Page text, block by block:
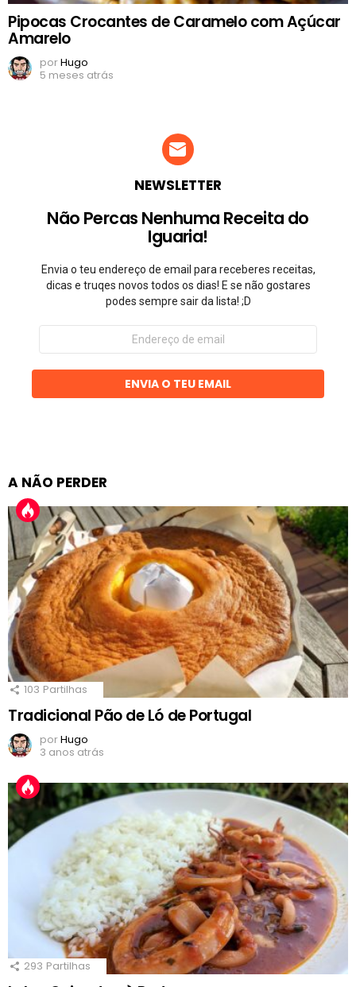
Pipocas Crocantes de Caramelo com Açúcar
Amarelo
porHugo
5 meses atrás
NEWSLETTER
Não Percas Nenhuma Receita do
Iguaria!
Envia o teu endereço de email para receberes receitas,
dicas e truqes novos todos os dias! E se não gostares
podes sempre sair da lista! ;D
Endereço
email
ENVIA O TEU EMAIL
A NÃO PERDER
103 Partilhas
Tradicional Pão de Ló de Portugal
porHugo
3 anos atrás
293 Partilhas